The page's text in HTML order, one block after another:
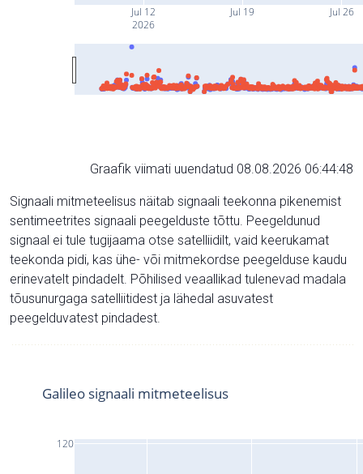
Jul 12
2026
Jul 19 Jul 26
Graafik viimati uuendatud 08.08.2026 06:44:48
Signaali mitmeteelisus näitab signaali teekonna pikenemist
sentimeetrites signaali peegelduste tõttu. Peegeldunud
signaal ei tule tugijaama otse satelliidilt, vaid keerukamat
teekonda pidi, kas ühe- või mitmekordse peegelduse kaudu
erinevatelt pindadelt. Põhilised veaallikad tulenevad madala
tõusunurgaga satelliitidest ja lähedal asuvatest
peegelduvatest pindadest.
120
Galileo signaali mitmeteelisus